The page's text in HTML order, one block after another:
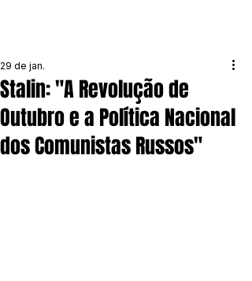
Stalin: "A Revolução de
Outubro e a Política Nacional
dos Comunistas Russos"
29 de jan.